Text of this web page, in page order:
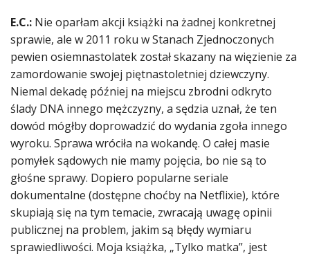
E.C.: Nie oparłam akcji książki na żadnej konkretnej
sprawie, ale w 2011 roku w Stanach Zjednoczonych
pewien osiemnastolatek został skazany na więzienie za
zamordowanie swojej piętnastoletniej dziewczyny.
Niemal dekadę później na miejscu zbrodni odkryto
ślady DNA innego mężczyzny, a sędzia uznał, że ten
dowód mógłby doprowadzić do wydania zgoła innego
wyroku. Sprawa wróciła na wokandę. O całej masie
pomyłek sądowych nie mamy pojęcia, bo nie są to
głośne sprawy. Dopiero popularne seriale
dokumentalne (dostępne choćby na Netflixie), które
skupiają się na tym temacie, zwracają uwagę opinii
publicznej na problem, jakim są błędy wymiaru
sprawiedliwości. Moja książka, „Tylko matka”, jest